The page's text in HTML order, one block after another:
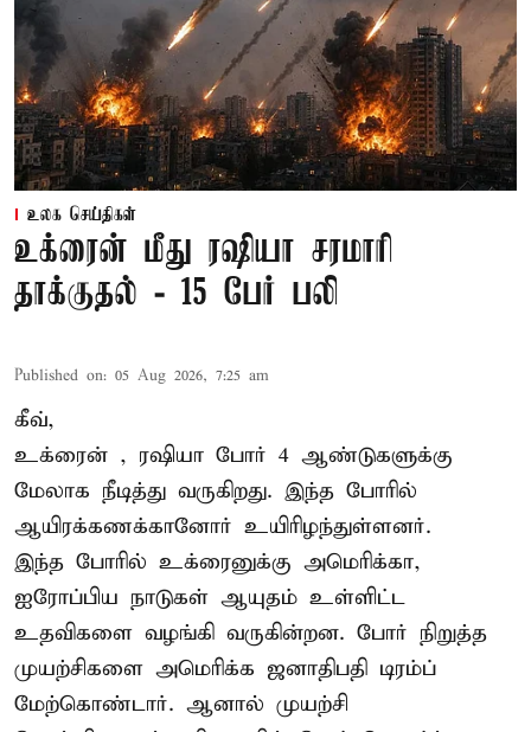
உலக செய்திகள்
உக்ரைன் மீது ரஷியா சரமாரி
தாக்குதல் - 15 பேர் பலி
Published on: 05 Aug 2026, 7:25 am
கீவ்,
உக்ரைன் , ரஷியா போர் 4 ஆண்டுகளுக்கு
மேலாக நீடித்து வருகிறது. இந்த போரில்
ஆயிரக்கணக்கானோர் உயிரிழந்துள்ளனர்.
இந்த போரில் உக்ரைனுக்கு அமெரிக்கா,
ஐரோப்பிய நாடுகள் ஆயுதம் உள்ளிட்ட
உதவிகளை வழங்கி வருகின்றன. போர் நிறுத்த
முயற்சிகளை அமெரிக்க ஜனாதிபதி டிரம்ப்
மேற்கொண்டார். ஆனால் முயற்சி